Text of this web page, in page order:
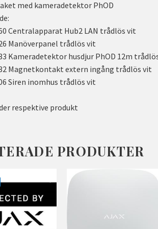
med kameradetektor PhOD
Centralapparat Hub2 LAN trådlös vit
Manöverpanel trådlös vit
Kameradetektor husdjur PhOD 12m
Magnetkontakt extern ingång trådlös vit
Siren inomhus trådlös vit
respektive produkt
PRODUKTER